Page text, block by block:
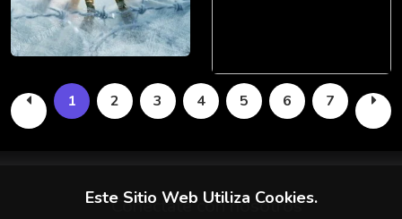
1 2 3 4 5 6 7
Conectate con nosotros
Este Sitio Web Utiliza Cookies.